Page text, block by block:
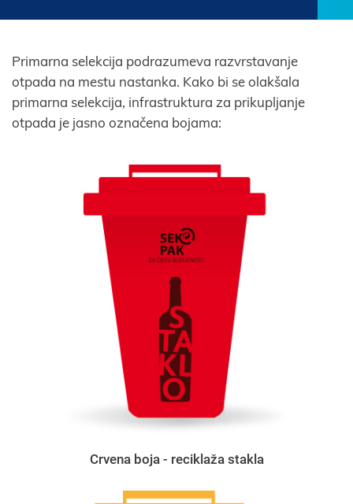
Primarna selekcija podrazumeva razvrstavanje
otpada na mestu nastanka. Kako bi se olakšala
primarna selekcija, infrastruktura za prikupljanje
otpada je jasno označena bojama:
Crvena boja - reciklaža stakla